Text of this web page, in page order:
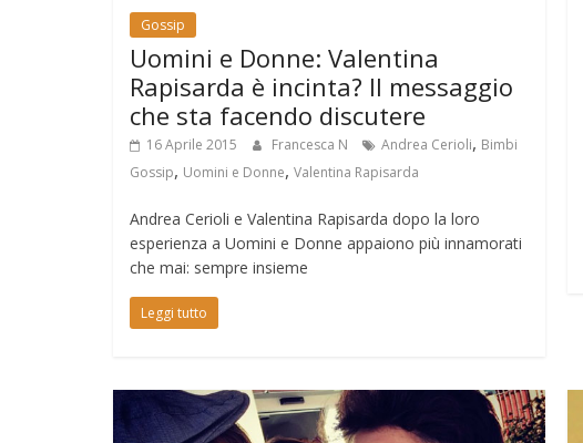
Gossip
Uomini e Donne: Valentina
Rapisarda è incinta? Il messaggio
che sta facendo discutere
16 Aprile 2015 Francesca N Andrea Cerioli, Bimbi
Gossip, Uomini e Donne, Valentina Rapisarda
Andrea Cerioli e Valentina Rapisarda dopo la loro
esperienza a Uomini e Donne appaiono più innamorati
che mai: sempre insieme
Leggi tutto